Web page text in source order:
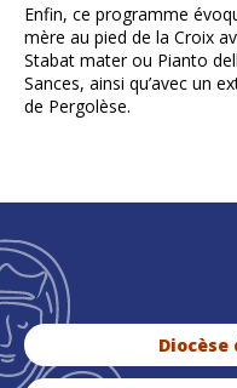
Enfin, ce programme
mère au pied de la Croix
Stabat mater ou Pianto
Sances, ainsi qu’avec un
de Pergolèse.
Diocèse